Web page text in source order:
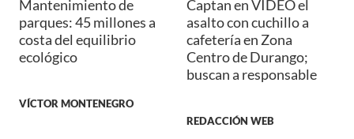
Mantenimiento de
parques: 45 millones a
costa del equilibrio
ecológico
VÍCTOR MONTENEGRO
Captan en VIDEO el
asalto con cuchillo a
cafetería en Zona
Centro de Durango;
buscan a responsable
REDACCIÓN WEB